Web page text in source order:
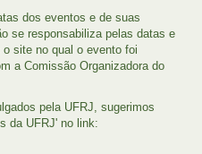
dos eventos e de suas
se responsabiliza pelas datas e
site no qual o evento foi
a Comissão Organizadora do
pela UFRJ, sugerimos
da UFRJ' no link: